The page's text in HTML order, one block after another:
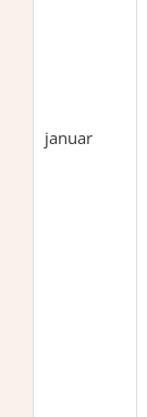
januar